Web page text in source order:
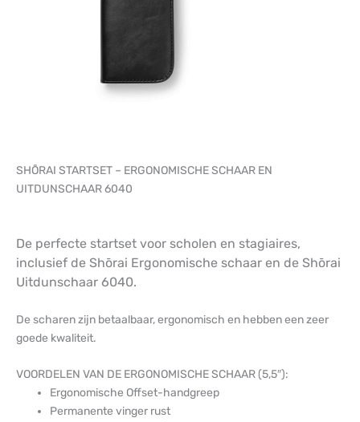
SHŌRAI STARTSET – ERGONOMISCHE SCHAAR EN
UITDUNSCHAAR 6040
De perfecte startset voor scholen en stagiaires,
inclusief de Shōrai Ergonomische schaar en de Shōrai
Uitdunschaar 6040.
De scharen zijn betaalbaar, ergonomisch en hebben een zeer
goede kwaliteit.
VOORDELEN VAN DE ERGONOMISCHE SCHAAR (5,5″):
Ergonomische Offset-handgreep
Permanente vinger rust